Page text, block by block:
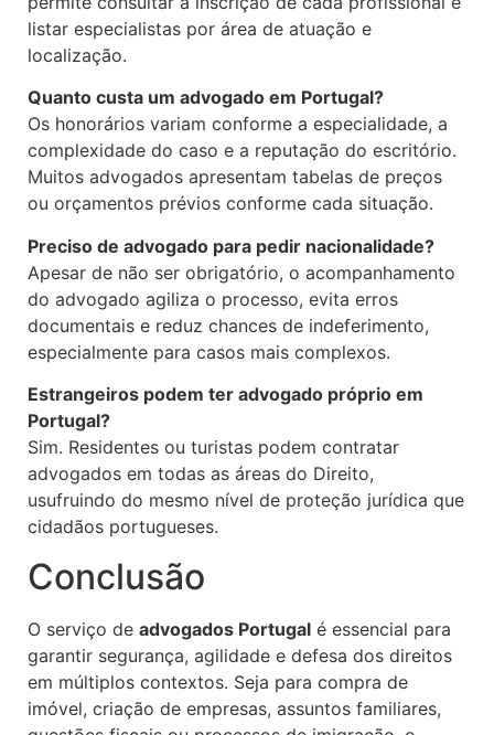
listar especialistas por área de atuação e
localização.
Quanto custa um advogado em Portugal?
Os honorários variam conforme a especialidade, a
complexidade do caso e a reputação do escritório.
Muitos advogados apresentam tabelas de preços
ou orçamentos prévios conforme cada situação.
Preciso de advogado para pedir nacionalidade?
Apesar de não ser obrigatório, o acompanhamento
do advogado agiliza o processo, evita erros
documentais e reduz chances de indeferimento,
especialmente para casos mais complexos.
Estrangeiros podem ter advogado próprio em
Portugal?
Sim. Residentes ou turistas podem contratar
advogados em todas as áreas do Direito,
usufruindo do mesmo nível de proteção jurídica que
cidadãos portugueses.
Conclusão
O serviço de advogados Portugal é essencial para
garantir segurança, agilidade e defesa dos direitos
em múltiplos contextos. Seja para compra de
imóvel, criação de empresas, assuntos familiares,